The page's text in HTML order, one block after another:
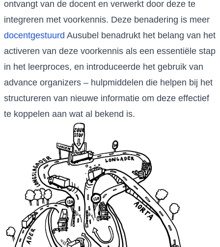
ontvangt van de docent en verwerkt door deze te
integreren met voorkennis. Deze benadering is meer
docentgestuurd Ausubel benadrukt het belang van het
activeren van deze voorkennis als een essentiële stap
in het leerproces, en introduceerde het gebruik van
advance organizers – hulpmiddelen die helpen bij het
structureren van nieuwe informatie om deze effectief
te koppelen aan wat al bekend is.